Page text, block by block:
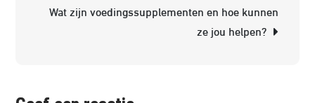
Wat zijn voedingssupplementen en hoe kunnen
ze jou helpen?